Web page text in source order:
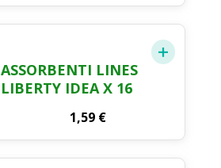
ASSORBENTI LINES
LIBERTY IDEA X 16
1,59 €